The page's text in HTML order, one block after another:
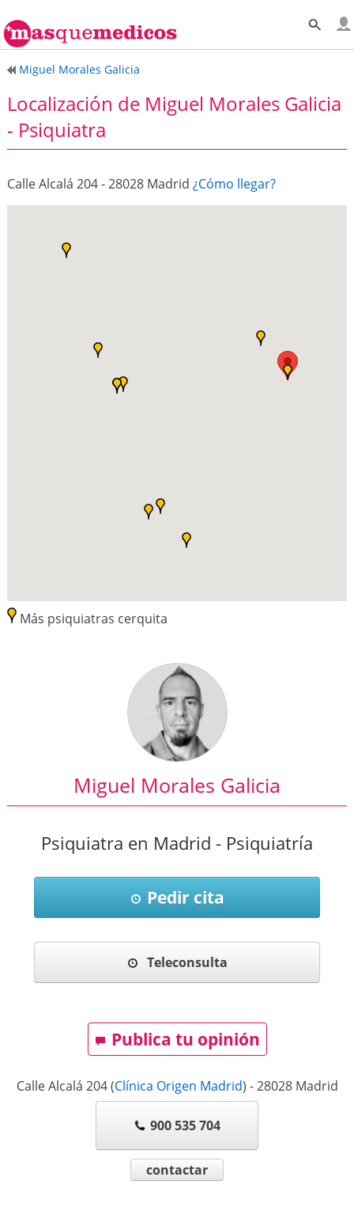
Miguel Morales Galicia
Localización de Miguel Morales Galicia
- Psiquiatra
Calle Alcalá 204 - 28028 Madrid ¿Cómo llegar?
Más psiquiatras cerquita
Miguel Morales Galicia
Psiquiatra en Madrid - Psiquiatría
Pedir cita
Teleconsulta
Publica tu opinión
Calle Alcalá 204 (Clínica Origen Madrid) -28028 Madrid
900 535 704
contactar